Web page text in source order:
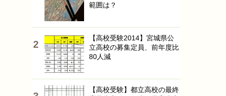
範囲は？
【高校受験2014】宮城県公
立高校の募集定員、前年度比
80人減
【高校受験】都立高校の最終